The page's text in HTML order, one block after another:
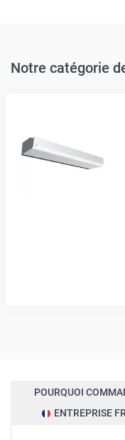
Notre catégorie
POURQUOI
ENTREPRISE